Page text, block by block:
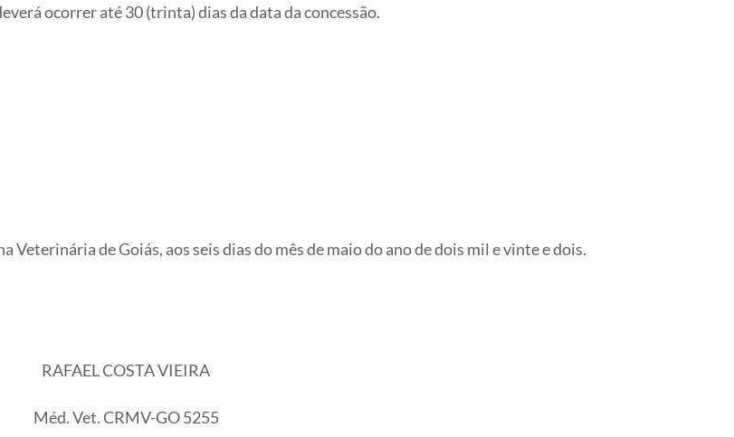
ocorrer até 30 (trinta) dias da data da concessão.
de Goiás, aos seis dias do mês de maio do ano de dois mil e vinte e dois.
RAFAEL COSTA VIEIRA
Méd. Vet. CRMV-GO 5255